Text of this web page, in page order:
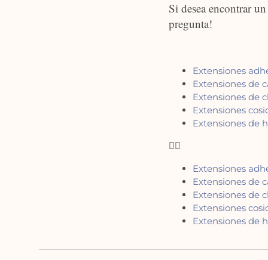
Si desea encontrar
pregunta!
Extensiones
Extensiones de
Extensiones de
Extensiones
Extensiones de
Extensiones
Extensiones de
Extensiones de
Extensiones
Extensiones de